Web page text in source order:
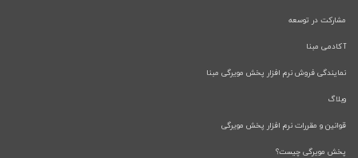
مشارکت در توسعه
آکادمی مبنا
نمایندگی فروش نرم افزار پخش مویرگی مبنا
وبلاگ
قوانین و مقررات نرم افزار پخش مویرگی
پخش مویرگی چیست؟